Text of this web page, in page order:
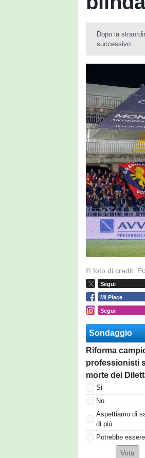
Dopo la
successivo.
© foto di credit:
Segui
Mi Piace
Segui
Sondaggio
Riforma
professionisti
morte dei
Si
No
Aspettiamo di
di più
Potrebbe essere